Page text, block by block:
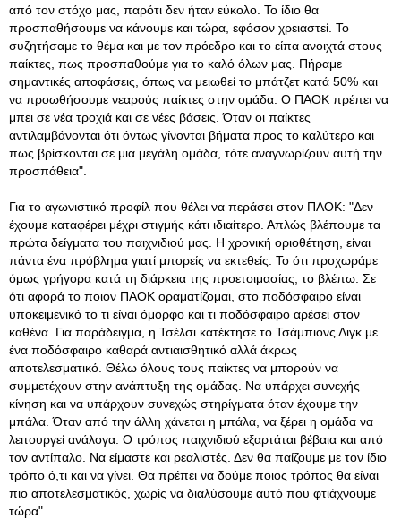
από τον στόχο μας, παρότι δεν ήταν εύκολο. Το ίδιο θα
προσπαθήσουμε να κάνουμε και τώρα, εφόσον χρειαστεί. Το
συζητήσαμε το θέμα και με τον πρόεδρο και το είπα ανοιχτά στους
παίκτες, πως προσπαθούμε για το καλό όλων μας. Πήραμε
σημαντικές αποφάσεις, όπως να μειωθεί το μπάτζετ κατά 50% και
να προωθήσουμε νεαρούς παίκτες στην ομάδα. Ο ΠΑΟΚ πρέπει να
μπει σε νέα τροχιά και σε νέες βάσεις. Όταν οι παίκτες
αντιλαμβάνονται ότι όντως γίνονται βήματα προς το καλύτερο και
πως βρίσκονται σε μια μεγάλη ομάδα, τότε αναγνωρίζουν αυτή την
προσπάθεια".
Για το αγωνιστικό προφίλ που θέλει να περάσει στον ΠΑΟΚ: "Δεν
έχουμε καταφέρει μέχρι στιγμής κάτι ιδιαίτερο. Απλώς βλέπουμε τα
πρώτα δείγματα του παιχνιδιού μας. Η χρονική οριοθέτηση, είναι
πάντα ένα πρόβλημα γιατί μπορείς να εκτεθείς. Το ότι προχωράμε
όμως γρήγορα κατά τη διάρκεια της προετοιμασίας, το βλέπω. Σε
ότι αφορά το ποιον ΠΑΟΚ οραματίζομαι, στο ποδόσφαιρο είναι
υποκειμενικό το τι είναι όμορφο και τι ποδόσφαιρο αρέσει στον
καθένα. Για παράδειγμα, η Τσέλσι κατέκτησε το Τσάμπιονς Λιγκ με
ένα ποδόσφαιρο καθαρά αντιαισθητικό αλλά άκρως
αποτελεσματικό. Θέλω όλους τους παίκτες να μπορούν να
συμμετέχουν στην ανάπτυξη της ομάδας. Να υπάρχει συνεχής
κίνηση και να υπάρχουν συνεχώς στηρίγματα όταν έχουμε την
μπάλα. Όταν από την άλλη χάνεται η μπάλα, να ξέρει η ομάδα να
λειτουργεί ανάλογα. Ο τρόπος παιχνιδιού εξαρτάται βέβαια και από
τον αντίπαλο. Να είμαστε και ρεαλιστές. Δεν θα παίζουμε με τον ίδιο
τρόπο ό,τι και να γίνει. Θα πρέπει να δούμε ποιος τρόπος θα είναι
πιο αποτελεσματικός, χωρίς να διαλύσουμε αυτό που φτιάχνουμε
τώρα".